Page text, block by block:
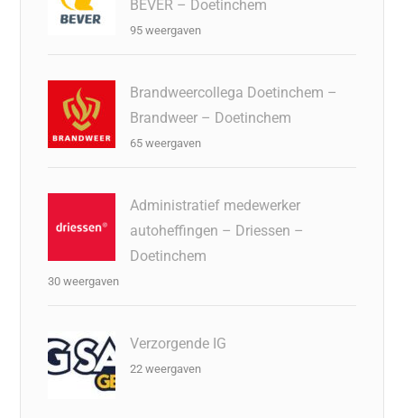
BEVER – Doetinchem
95 weergaven
Brandweercollega Doetinchem –
Brandweer – Doetinchem
65 weergaven
Administratief medewerker
autoheffingen – Driessen –
Doetinchem
30 weergaven
Verzorgende IG
22 weergaven